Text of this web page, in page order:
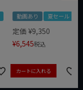
動画あり 夏セール
定価 ¥9,350
¥6,545税込
カートに入れる